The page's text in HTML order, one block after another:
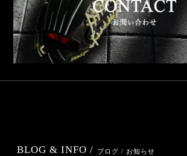
BLOG & INFO / ブログ / お知らせ